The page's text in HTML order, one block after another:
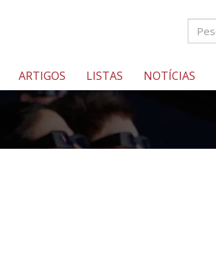
ARTIGOS LISTAS NOTÍCIAS